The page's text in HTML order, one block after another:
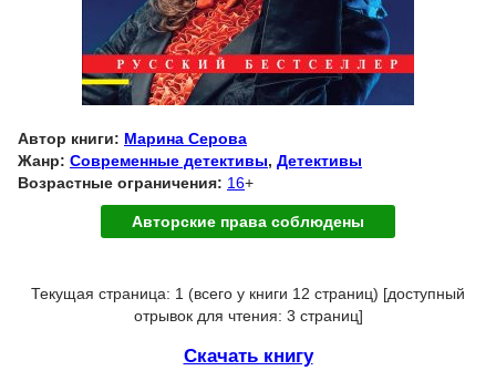
Автор книги: Марина Серова
Жанр: Современные детективы, Детективы
Возрастные ограничения: 16+
Авторские права соблюдены
Текущая страница: 1 (всего у книги 12 страниц) [доступный
отрывок для чтения: 3 страниц]
Скачать книгу